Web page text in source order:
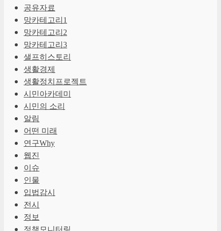
공유자료
망카테고리1
망카테고리2
망카테고리3
샐프히스토리
생활경제
생활정치프로젝트
시민아카데미
시민의 소리
알림
어떤 미래
연구Why
웹진
이슈
인물
입법감시
전시
정보
정책모니터링